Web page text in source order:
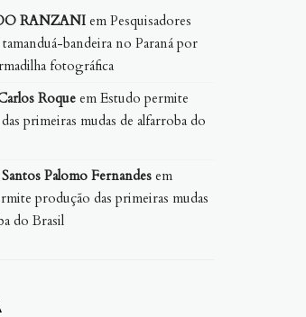
RANZANI em Pesquisadores
bandeira no Paraná por
fotográfica
Roque em Estudo permite
primeiras mudas de alfarroba do
Palomo Fernandes em
produção das primeiras mudas
do Brasil